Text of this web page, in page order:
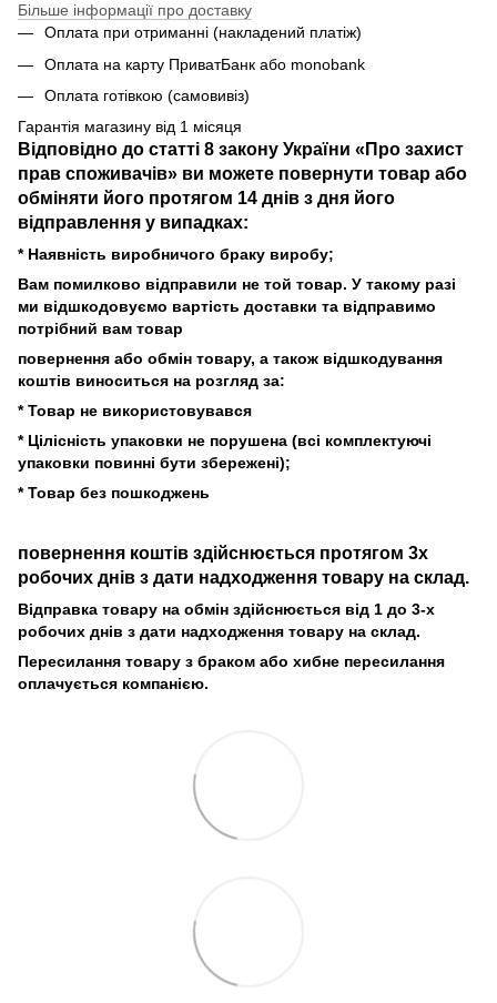
Більше інформації про доставку
Оплата при отриманні (накладений платіж)
Оплата на карту ПриватБанк або monobank
Оплата готівкою (самовивіз)
Гарантія магазину від 1 місяця
Відповідно до статті 8 закону України «Про захист
прав споживачів» ви можете повернути товар або
обміняти його протягом 14 днів з дня його
відправлення у випадках:
* Наявність виробничого браку виробу;
Вам помилково відправили не той товар. У такому разі
ми відшкодовуємо вартість доставки та відправимо
потрібний вам товар
повернення або обмін товару, а також відшкодування
коштів виноситься на розгляд за:
* Товар не використовувався
* Цілісність упаковки не порушена (всі комплектуючі
упаковки повинні бути збережені);
* Товар без пошкоджень
повернення коштів здійснюється протягом 3х
робочих днів з дати надходження товару на склад.
Відправка товару на обмін здійснюється від 1 до 3-х
робочих днів з дати надходження товару на склад.
Пересилання товару з браком або хибне пересилання
оплачується компанією.